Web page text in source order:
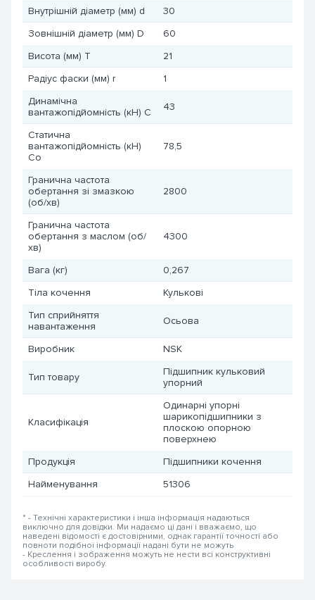
Внутрішній діаметр (мм) d
30
Зовнішній діаметр (мм) D
60
Висота (мм) T
21
Радіус фаски (мм) r
1
Динамічна
вантажопідйомність (кН) C
43
Статична
вантажопідйомність (кН)
Co
78,5
Гранична частота
обертання зі змазкою
(об/хв)
2800
Гранична частота
обертання з маслом (об/
хв)
4300
Вага (кг)
0,267
Тіла кочення
Кулькові
Тип сприйняття
навантаження
Осьова
Виробник NSK
Тип товару
Підшипник кульковий
упорний
Класифікація
Одинарні упорні
шарикопідшипники з
плоскою опорною
поверхнею
Продукція
Підшипники кочення
Найменування
51306
* - Технічні характеристики і інша інформація надаються
виключно для довідки. Ми надаємо ці дані і вважаємо, що
наведені відомості є достовірними, однак гарантії точності або
повноти подібної інформації надані бути не можуть
- Креслення і зображення можуть не нести всі конструктивні
особливості виробу.